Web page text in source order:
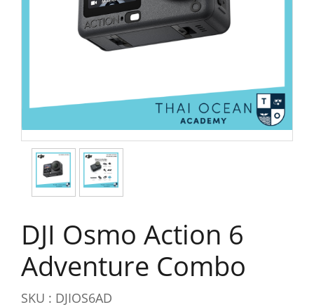
DJI Osmo Action 6
Adventure Combo
SKU : DJIOS6AD